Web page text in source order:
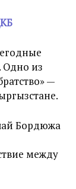
Одно из
—
Бордюжа
между